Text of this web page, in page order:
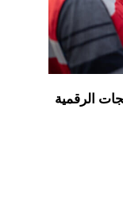
الرقمية